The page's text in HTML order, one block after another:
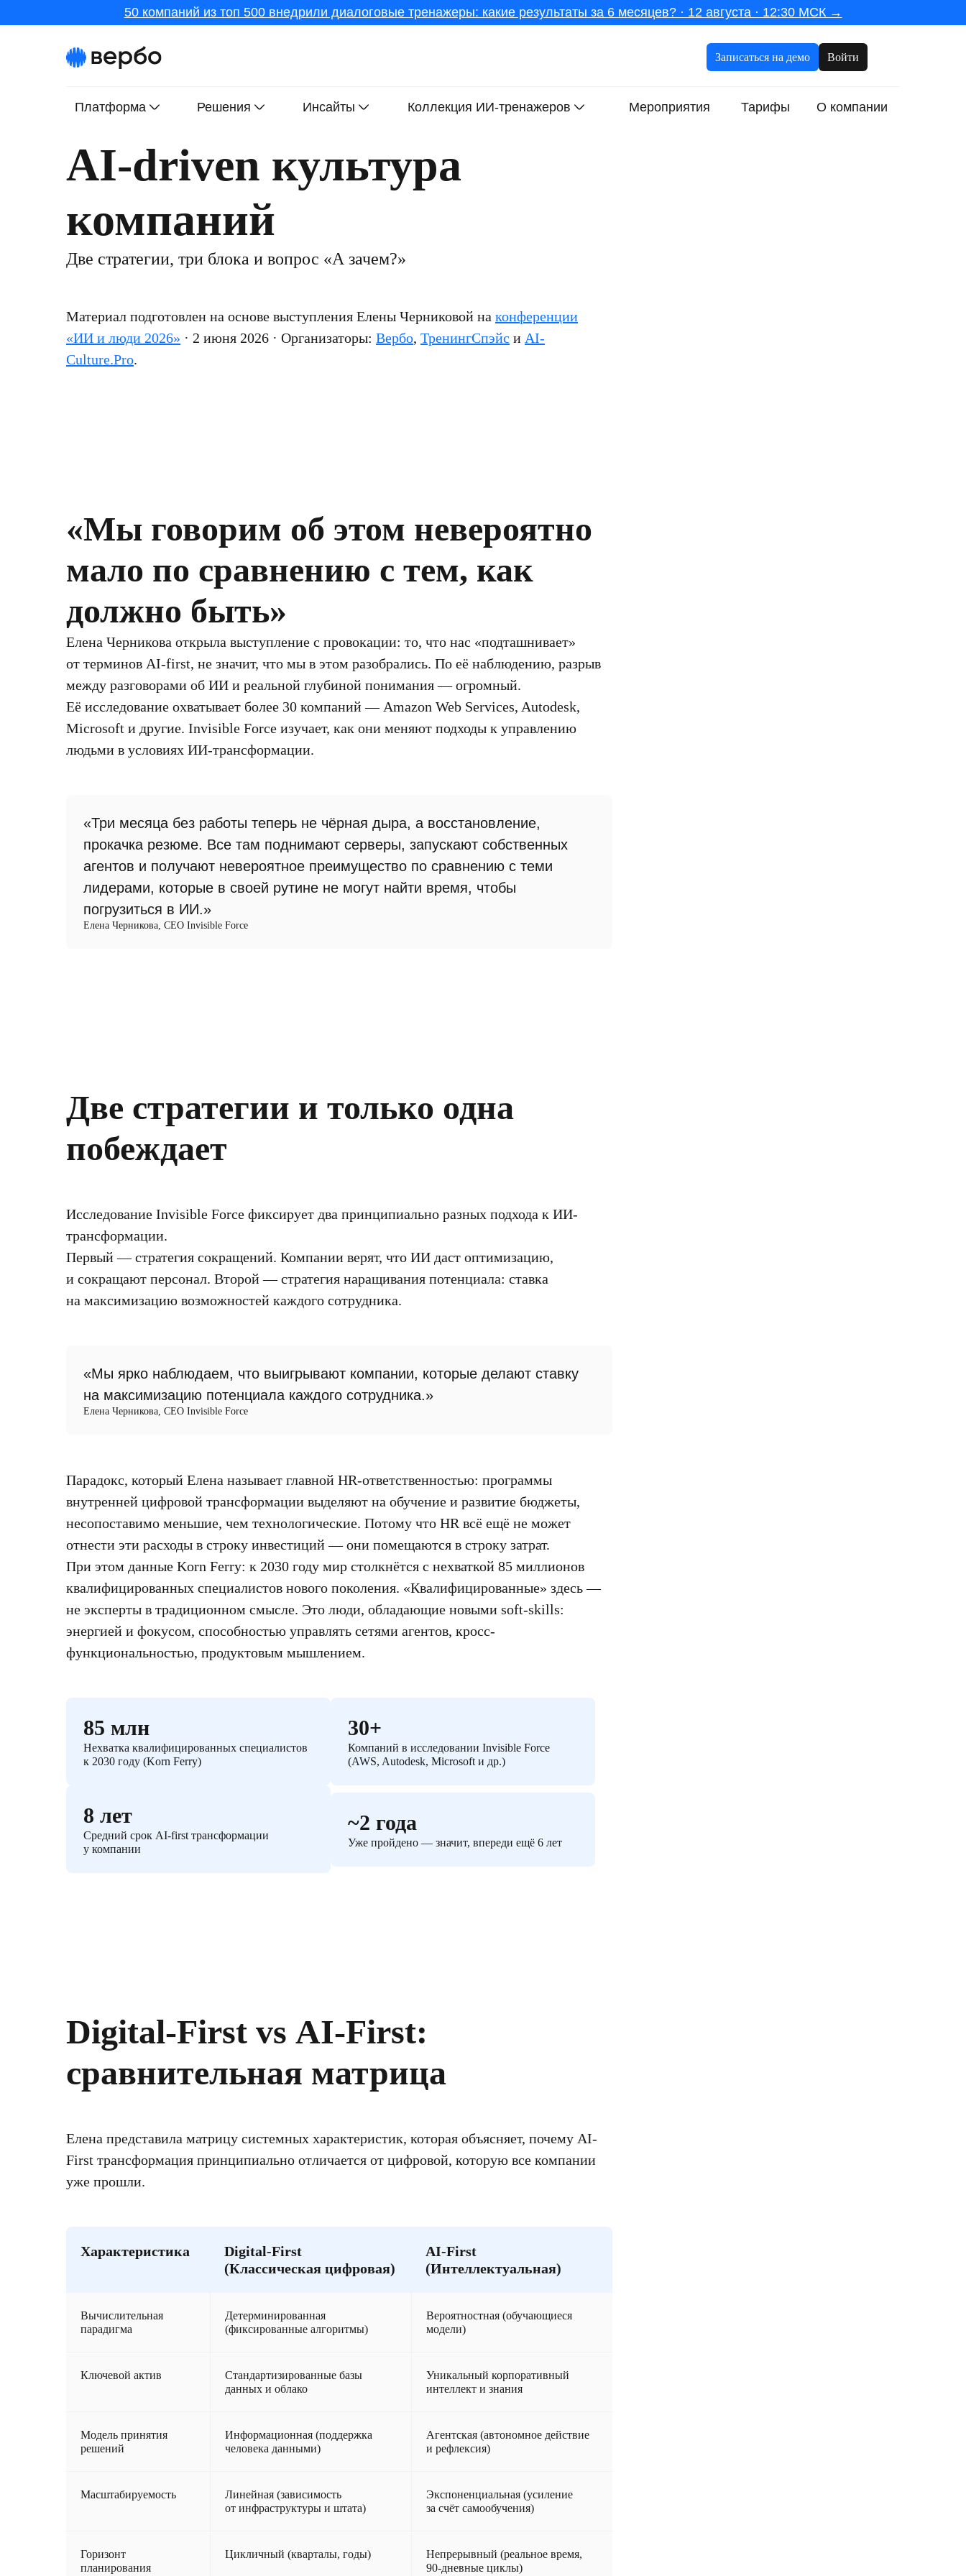
Платформа Решения Инсайты Коллекция ИИ-тренажеров
50 компаний из топ 500 внедрили диалоговые тренажеры: какие результаты за 6 месяцев? · 12 августа · 12:30 МСК →
Записаться на демо Войти
Мероприятия Тарифы О компании
AI-driven культура
компаний
Две стратегии, три блока и вопрос «А зачем?»
Материал подготовлен на основе выступления Елены Черниковой на конференции
«ИИ и люди 2026» · 2 июня 2026 · Организаторы: Вербо, ТренингСпэйс и AI-
Culture.Pro.
«Мы говорим об этом невероятно
мало по сравнению с тем, как
должно быть»
Елена Черникова открыла выступление с провокации: то, что нас «подташнивает»
от терминов AI-first, не значит, что мы в этом разобрались. По её наблюдению, разрыв
между разговорами об ИИ и реальной глубиной понимания — огромный.
Её исследование охватывает более 30 компаний — Amazon Web Services, Autodesk,
Microsoft и другие. Invisible Force изучает, как они меняют подходы к управлению
людьми в условиях ИИ-трансформации.
«Три месяца без работы теперь не чёрная дыра, а восстановление,
прокачка резюме. Все там поднимают серверы, запускают собственных
агентов и получают невероятное преимущество по сравнению с теми
лидерами, которые в своей рутине не могут найти время, чтобы
погрузиться в ИИ.»
Елена Черникова, CEO Invisible Force
Две стратегии и только одна
побеждает
Исследование Invisible Force фиксирует два принципиально разных подхода к ИИ-
трансформации.
Первый — стратегия сокращений. Компании верят, что ИИ даст оптимизацию,
и сокращают персонал. Второй — стратегия наращивания потенциала: ставка
на максимизацию возможностей каждого сотрудника.
«Мы ярко наблюдаем, что выигрывают компании, которые делают ставку
на максимизацию потенциала каждого сотрудника.»
Елена Черникова, CEO Invisible Force
Парадокс, который Елена называет главной HR-ответственностью: программы
внутренней цифровой трансформации выделяют на обучение и развитие бюджеты,
несопоставимо меньшие, чем технологические. Потому что HR всё ещё не может
отнести эти расходы в строку инвестиций — они помещаются в строку затрат.
При этом данные Korn Ferry: к 2030 году мир столкнётся с нехваткой 85 миллионов
квалифицированных специалистов нового поколения. «Квалифицированные» здесь —
не эксперты в традиционном смысле. Это люди, обладающие новыми soft-skills:
энергией и фокусом, способностью управлять сетями агентов, кросс-
функциональностью, продуктовым мышлением.
85 млн
Нехватка квалифицированных специалистов
к 2030 году (Korn Ferry)
30+
Компаний в исследовании Invisible Force
(AWS, Autodesk, Microsoft и др.)
8 лет
Средний срок AI-first трансформации
у компании
~2 года
Уже пройдено — значит, впереди ещё 6 лет
Digital-First vs AI-First:
сравнительная матрица
Елена представила матрицу системных характеристик, которая объясняет, почему AI-
First трансформация принципиально отличается от цифровой, которую все компании
уже прошли.
Характеристика
Digital-First
(Классическая цифровая)
AI-First
(Интеллектуальная)
Вычислительная
парадигма
Детерминированная
(фиксированные алгоритмы)
Вероятностная (обучающиеся
модели)
Ключевой актив
Стандартизированные базы
данных и облако
Уникальный корпоративный
интеллект и знания
Модель принятия
решений
Информационная (поддержка
человека данными)
Агентская (автономное действие
и рефлексия)
Масштабируемость
Линейная (зависимость
от инфраструктуры и штата)
Экспоненциальная (усиление
за счёт самообучения)
Горизонт
планирования
Цикличный (кварталы, годы)
Непрерывный (реальное время,
90-дневные циклы)